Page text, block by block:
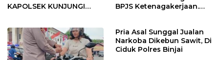
KAPOLSEK KUNJUNGI
BPJS Ketenagakerjaan.
Pria Asal Sunggal Jualan
Narkoba Dikebun Sawit, Di
Ciduk Polres Binjai